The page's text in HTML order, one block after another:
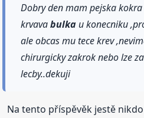
Dobry den mam pejska
krvavabulka u konecniku
ale obcas mu tece krev
chirurgicky zakrok nebo lze
lecby..dekuji
Na tento příspěvěk jestě